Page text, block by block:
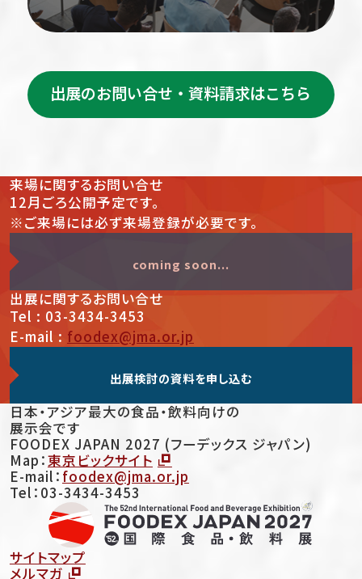
出展のお問い合せ・資料請求はこちら
来場に関するお問い合せ
12月ごろ公開予定です。
※ご来場には必ず来場登録が必要です。
coming soon...
出展に関するお問い合せ
Tel : 03-3434-3453
E-mail : foodex@jma.or.jp
出展検討の資料を申し込む
日本・アジア最大の食品・飲料向けの
展示会です
FOODEX JAPAN 2027 (フーデックス ジャパン)
Map：東京ビックサイト
E-mail： foodex@jma.or.jp
Tel：03-3434-3453
サイトマップ
メルマガ